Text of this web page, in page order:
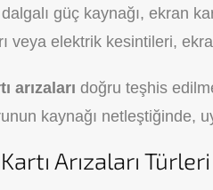
güç kaynağı, ekran
veya elektrik kesintileri,
arızaları doğru teşhis
kaynağı netleştiğinde,
Arızaları Türleri